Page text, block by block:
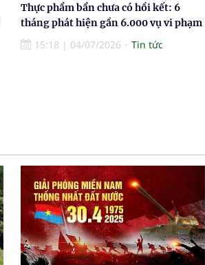
Thực phẩm bẩn chưa có hồi kết: 6
tháng phát hiện gần 6.000 vụ vi phạm
15:18 | 04/07/2026 Tin tức